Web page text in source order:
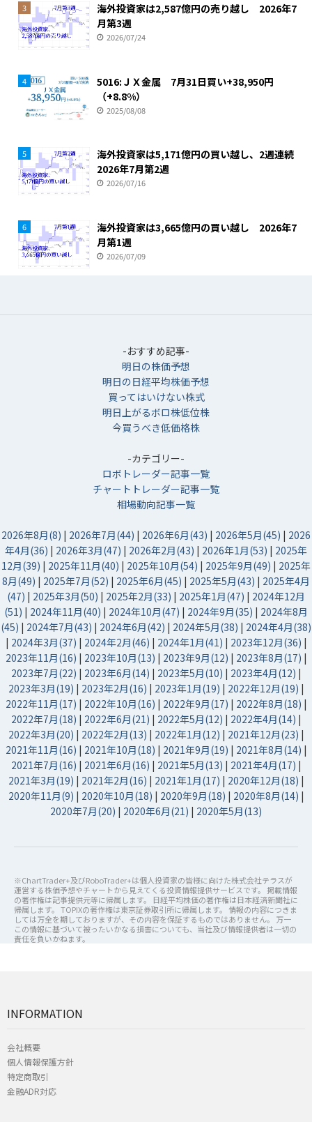
3
海外投資家は2,587億円の売り越し 2026年7
月第3週
2026/07/24
4
5016:ＪＸ金属 7月31日買い+38,950円
（+8.8%）
2025/08/08
5
海外投資家は5,171億円の買い越し、2週連続
2026年7月第2週
2026/07/16
6
海外投資家は3,665億円の買い越し 2026年7
月第1週
2026/07/09
-おすすめ記事-
明日の株価予想
明日の日経平均株価予想
買ってはいけない株式
明日上がるボロ株低位株
今買うべき低価格株
-カテゴリー-
ロボトレーダー記事一覧
チャートトレーダー記事一覧
相場動向記事一覧
2026年8月(8) | 2026年7月(44) | 2026年6月(43) | 2026年5月(45) | 2026
年4月(36) | 2026年3月(47) | 2026年2月(43) | 2026年1月(53) | 2025年
12月(39) | 2025年11月(40) | 2025年10月(54) | 2025年9月(49) | 2025年
8月(49) | 2025年7月(52) | 2025年6月(45) | 2025年5月(43) | 2025年4月
(47) | 2025年3月(50) | 2025年2月(33) | 2025年1月(47) | 2024年12月
(51) | 2024年11月(40) | 2024年10月(47) | 2024年9月(35) | 2024年8月
(45) | 2024年7月(43) | 2024年6月(42) | 2024年5月(38) | 2024年4月(38)
| 2024年3月(37) | 2024年2月(46) | 2024年1月(41) | 2023年12月(36) |
2023年11月(16) | 2023年10月(13) | 2023年9月(12) | 2023年8月(17) |
2023年7月(22) | 2023年6月(14) | 2023年5月(10) | 2023年4月(12) |
2023年3月(19) | 2023年2月(16) | 2023年1月(19) | 2022年12月(19) |
2022年11月(17) | 2022年10月(16) | 2022年9月(17) | 2022年8月(18) |
2022年7月(18) | 2022年6月(21) | 2022年5月(12) | 2022年4月(14) |
2022年3月(20) | 2022年2月(13) | 2022年1月(12) | 2021年12月(23) |
2021年11月(16) | 2021年10月(18) | 2021年9月(19) | 2021年8月(14) |
2021年7月(16) | 2021年6月(16) | 2021年5月(13) | 2021年4月(17) |
2021年3月(19) | 2021年2月(16) | 2021年1月(17) | 2020年12月(18) |
2020年11月(9) | 2020年10月(18) | 2020年9月(18) | 2020年8月(14) |
2020年7月(20) | 2020年6月(21) | 2020年5月(13)
※ChartTrader+及びRoboTrader+は個人投資家の皆様に向けた株式会社テラスが
運営する株価予想やチャートから見えてくる投資情報提供サービスです。 掲載情報
の著作権は記事提供元等に帰属します。 日経平均株価の著作権は日本経済新聞社に
帰属します。 TOPIXの著作権は東京証券取引所に帰属します。 情報の内容につきま
しては万全を期しておりますが、その内容を保証するものではありません。 万一
この情報に基づいて被ったいかなる損害についても、当社及び情報提供者は一切の
責任を負いかねます。
INFORMATION
会社概要
個人情報保護方針
特定商取引
金融ADR対応